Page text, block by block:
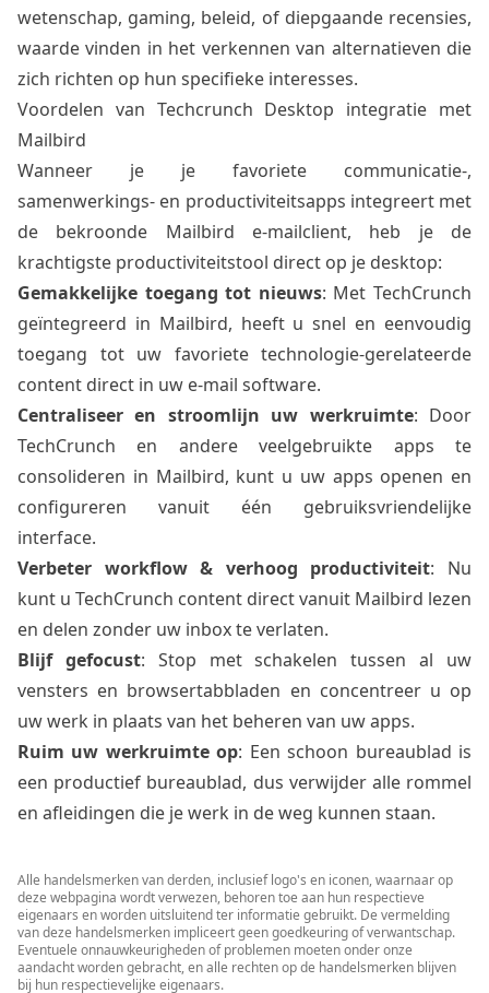
wetenschap, gaming, beleid, of diepgaande recensies,
waarde vinden in het verkennen van alternatieven die
zich richten op hun specifieke interesses.
Voordelen van Techcrunch Desktop integratie met
Mailbird
Wanneer je je favoriete communicatie-,
samenwerkings- en productiviteitsapps integreert met
de bekroonde Mailbird e-mailclient, heb je de
krachtigste productiviteitstool direct op je desktop:
Gemakkelijke toegang tot nieuws: Met TechCrunch
geïntegreerd in Mailbird, heeft u snel en eenvoudig
toegang tot uw favoriete technologie-gerelateerde
content direct in uw e-mail software.
Centraliseer en stroomlijn uw werkruimte: Door
TechCrunch en andere veelgebruikte apps te
consolideren in Mailbird, kunt u uw apps openen en
configureren vanuit één gebruiksvriendelijke
interface.
Verbeter workflow & verhoog productiviteit: Nu
kunt u TechCrunch content direct vanuit Mailbird lezen
en delen zonder uw inbox te verlaten.
Blijf gefocust: Stop met schakelen tussen al uw
vensters en browsertabbladen en concentreer u op
uw werk in plaats van het beheren van uw apps.
Ruim uw werkruimte op: Een schoon bureaublad is
een productief bureaublad, dus verwijder alle rommel
en afleidingen die je werk in de weg kunnen staan.
Alle handelsmerken van derden, inclusief logo's en iconen, waarnaar op
deze webpagina wordt verwezen, behoren toe aan hun respectieve
eigenaars en worden uitsluitend ter informatie gebruikt. De vermelding
van deze handelsmerken impliceert geen goedkeuring of verwantschap.
Eventuele onnauwkeurigheden of problemen moeten onder onze
aandacht worden gebracht, en alle rechten op de handelsmerken blijven
bij hun respectievelijke eigenaars.